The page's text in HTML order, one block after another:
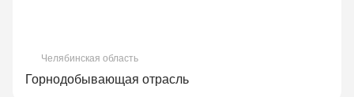
Челябинская область
Горнодобывающая отрасль